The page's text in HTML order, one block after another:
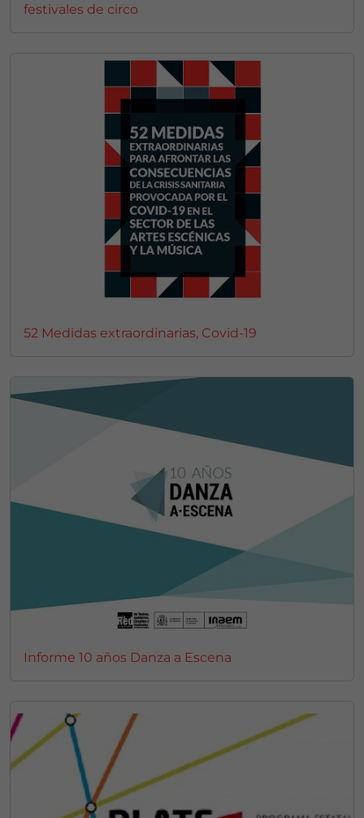
festivales de circo
52 Medidas extraordinarias, Covid-19
Informe 10 años Danza a Escena